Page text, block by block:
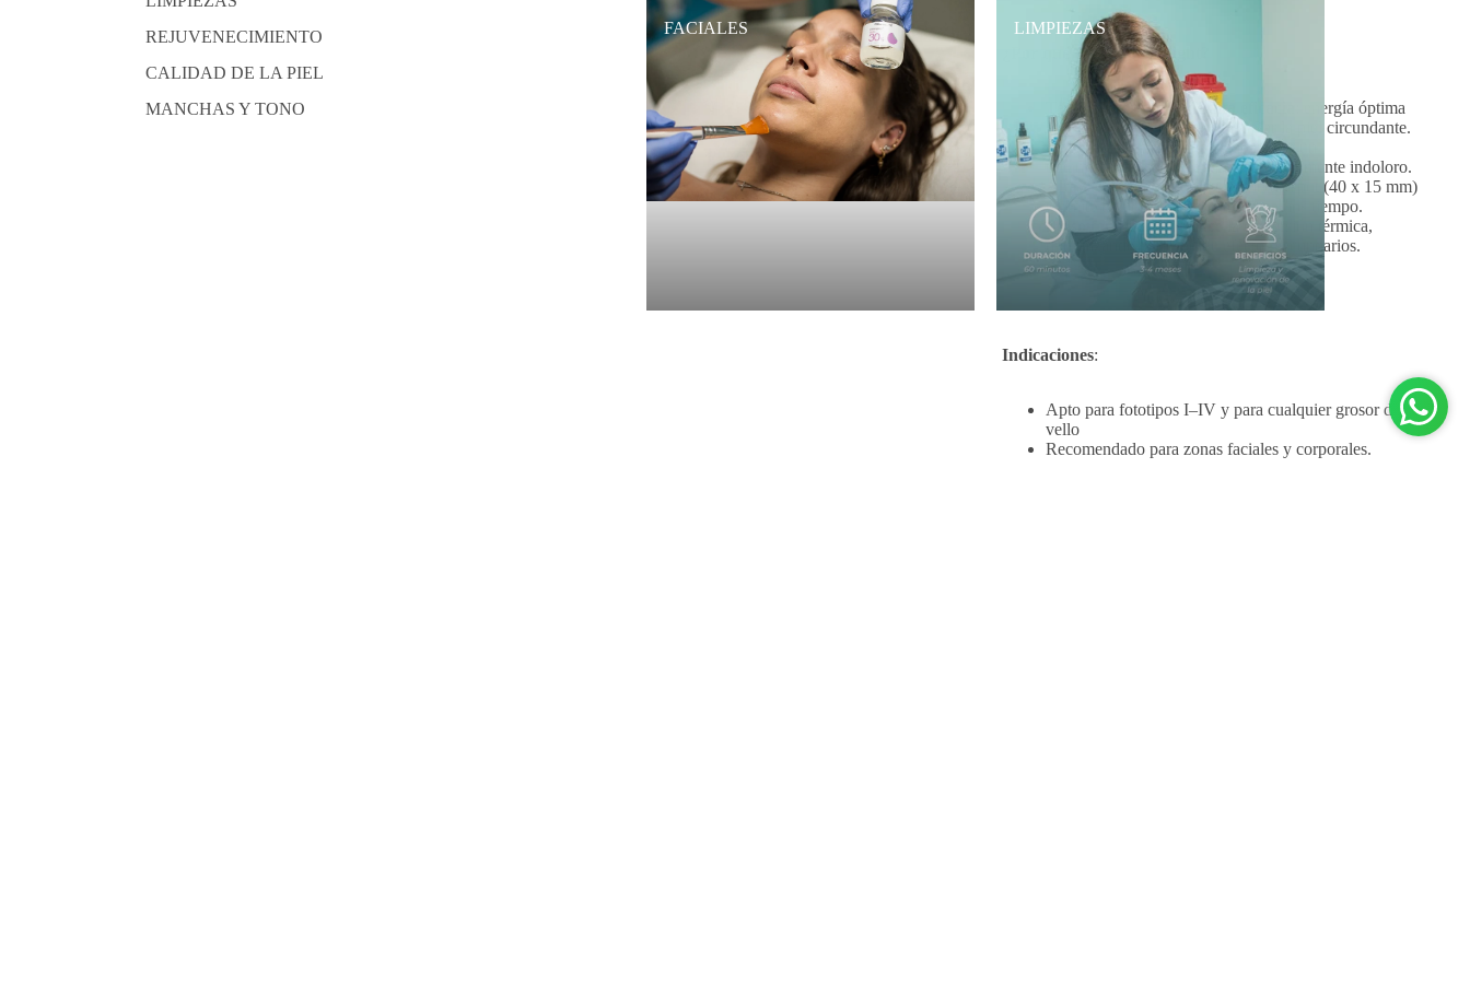
REJUVENECIMIENTO
CALIDAD DE LA PIEL
MANCHAS Y TONO
FACIALES
LIMPIEZAS
¿Por qué elegir ClearLight?
Tecnología médica de alta eficacia
: energía óptima
para alcanzar el folículo sin dañar la piel circundante.
Cabezales refrigerados: garantizan un
tratamientocómodo, seguro y prácticamente indoloro.
Alta velocidad: su gran tamaño de spot (40 x 15 mm)
permite tratar amplias zonas en menos tiempo.
Pulso tonificante: reduce la dispersión térmica,
minimizando el riesgo de efectos secundarios.
Indicaciones:
Apto para fototipos I–IV y para cualquier grosor de
vello
Recomendado para zonas faciales y corporales.